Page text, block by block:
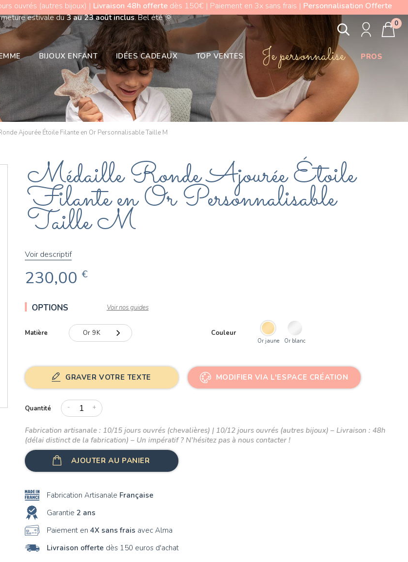
ouvrés (autres bijoux) | Livraison 48h offertedès 150€ | Paiement en 3x sans frais | Personnalisation Offerte
estivale du3 au 23 août inclus. Bel été🌞
BIJOUX ENFANT IDÉES CADEAUX TOP VENTES Je personnalise PROS
0
Ajourée Étoile Filante en Or Personnalisable Taille M
Médaille Ronde Ajourée Étoile
Filante en Or Personnalisable
Taille M
Voir descriptif
230,00 €
OPTIONS Voir nos guides
Matière Or 9K Couleur
Or jaune Or blanc
GRAVER VOTRE TEXTE MODIFIER VIA L'ESPACE CRÉATION
Quantité - +
Fabrication artisanale : 10/15 jours ouvrés (chevalières) | 10/12 jours ouvrés (autres bijoux) – Livraison : 48h
(délai distinct de la fabrication) – Un impératif ? N’hésitez pas à nous contacter !
AJOUTER AU PANIER
Fabrication Artisanale Française
Garantie 2 ans
Paiement en 4X sans frais avec Alma
Livraison offerte dès 150 euros d'achat